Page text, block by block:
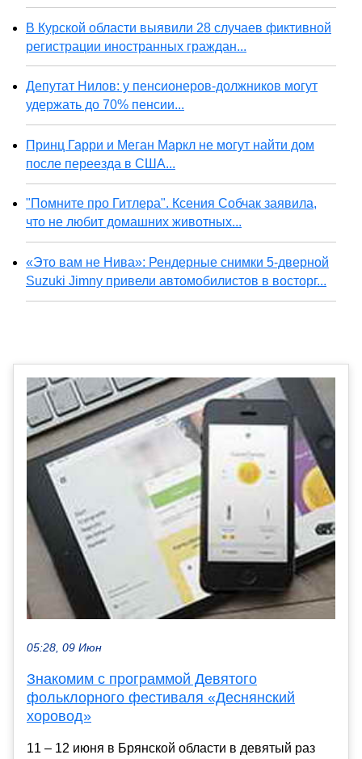
В Курской области выявили 28 случаев фиктивной
регистрации иностранных граждан...
Депутат Нилов: у пенсионеров-должников могут
удержать до 70% пенсии...
Принц Гарри и Меган Маркл не могут найти дом
после переезда в США...
"Помните про Гитлера". Ксения Собчак заявила,
что не любит домашних животных...
«Это вам не Нива»: Рендерные снимки 5-дверной
Suzuki Jimny привели автомобилистов в восторг...
05:28, 09 Июн
Знакомим с программой Девятого
фольклорного фестиваля «Деснянский
хоровод»
11 – 12 июня в Брянской области в девятый раз